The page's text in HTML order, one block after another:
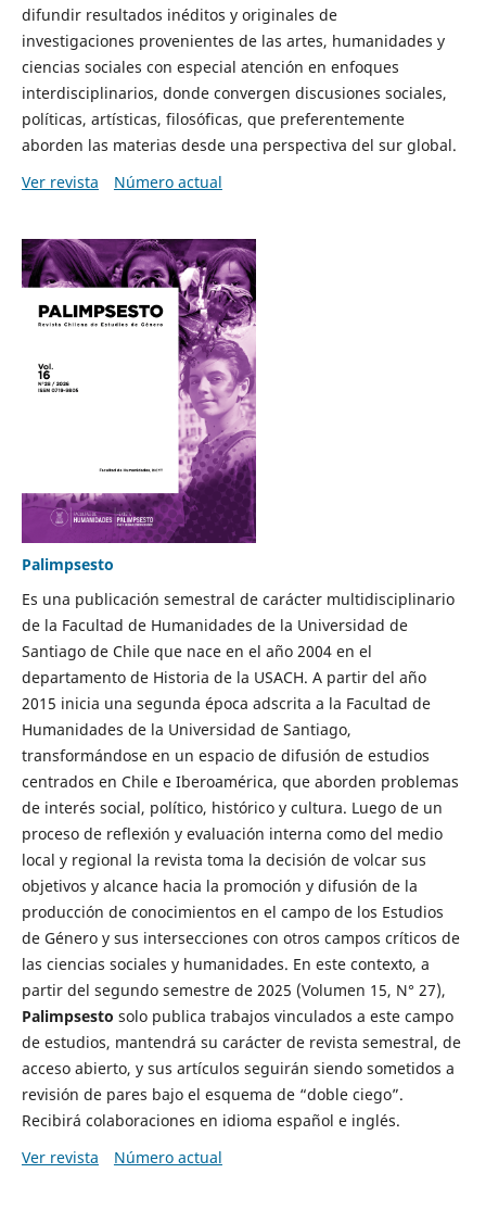
difundir resultados inéditos y originales de
investigaciones provenientes de las artes, humanidades y
ciencias sociales con especial atención en enfoques
interdisciplinarios, donde convergen discusiones sociales,
políticas, artísticas, filosóficas, que preferentemente
aborden las materias desde una perspectiva del sur global.
Ver revista
Número actual
Palimpsesto
Es una publicación semestral de carácter multidisciplinario
de la Facultad de Humanidades de la Universidad de
Santiago de Chile que nace en el año 2004 en el
departamento de Historia de la USACH. A partir del año
2015 inicia una segunda época adscrita a la Facultad de
Humanidades de la Universidad de Santiago,
transformándose en un espacio de difusión de estudios
centrados en Chile e Iberoamérica, que aborden problemas
de interés social, político, histórico y cultura. Luego de un
proceso de reflexión y evaluación interna como del medio
local y regional la revista toma la decisión de volcar sus
objetivos y alcance hacia la promoción y difusión de la
producción de conocimientos en el campo de los Estudios
de Género y sus intersecciones con otros campos críticos de
las ciencias sociales y humanidades. En este contexto, a
partir del segundo semestre de 2025 (Volumen 15, N° 27),
Palimpsesto solo publica trabajos vinculados a este campo
de estudios, mantendrá su carácter de revista semestral, de
acceso abierto, y sus artículos seguirán siendo sometidos a
revisión de pares bajo el esquema de “doble ciego”.
Recibirá colaboraciones en idioma español e inglés.
Ver revista
Número actual